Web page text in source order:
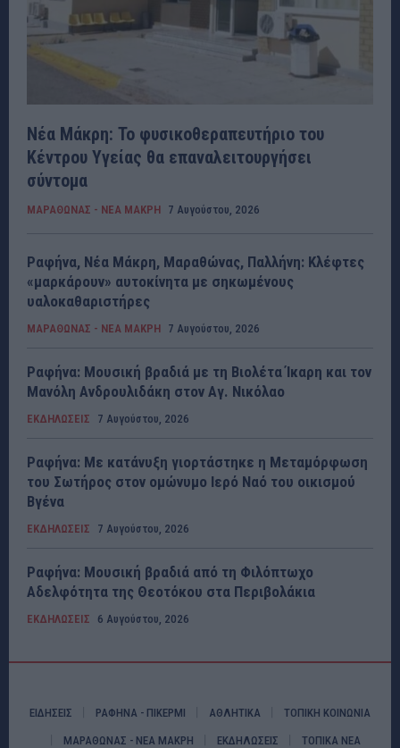
Νέα Μάκρη: Το φυσικοθεραπευτήριο του
Κέντρου Υγείας θα επαναλειτουργήσει
σύντομα
ΜΑΡΑΘΩΝΑΣ - ΝΕΑ ΜΑΚΡΗ 7 Αυγούστου, 2026
Ραφήνα, Νέα Μάκρη, Μαραθώνας, Παλλήνη: Κλέφτες
«μαρκάρουν» αυτοκίνητα με σηκωμένους
υαλοκαθαριστήρες
ΜΑΡΑΘΩΝΑΣ - ΝΕΑ ΜΑΚΡΗ 7 Αυγούστου, 2026
Ραφήνα: Μουσική βραδιά με τη Βιολέτα Ίκαρη και τον
Μανόλη Ανδρουλιδάκη στον Αγ. Νικόλαο
ΕΚΔΗΛΩΣΕΙΣ 7 Αυγούστου, 2026
Ραφήνα: Με κατάνυξη γιορτάστηκε η Μεταμόρφωση
του Σωτήρος στον ομώνυμο Ιερό Ναό του οικισμού
Βγένα
ΕΚΔΗΛΩΣΕΙΣ 7 Αυγούστου, 2026
Ραφήνα: Μουσική βραδιά από τη Φιλόπτωχο
Αδελφότητα της Θεοτόκου στα Περιβολάκια
ΕΚΔΗΛΩΣΕΙΣ 6 Αυγούστου, 2026
ΕΙΔΗΣΕΙΣ ΡΑΦΗΝΑ - ΠΙΚΕΡΜΙ ΑΘΛΗΤΙΚΑ ΤΟΠΙΚΗ ΚΟΙΝΩΝΙΑ
ΜΑΡΑΘΩΝΑΣ - ΝΕΑ ΜΑΚΡΗ ΕΚΔΗΛΩΣΕΙΣ ΤΟΠΙΚΑ ΝΕΑ